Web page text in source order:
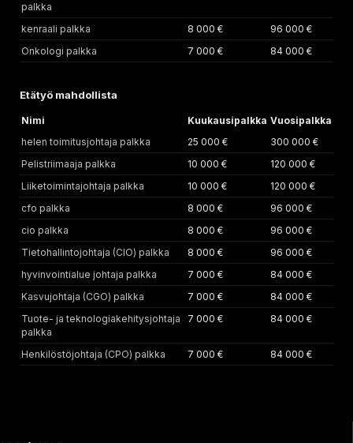
palkka
kenraali palkka 8 000 €
96 000 €
Onkologi palkka
7 000 € 84 000 €
Etätyö mahdollista
Nimi Kuukausipalkka Vuosipalkka
helen toimitusjohtaja palkka
25 000 €
300 000 €
Pelistriimaaja palkka
10 000 €
120 000 €
Liiketoimintajohtaja palkka
10 000 €
120 000 €
cfo palkka
8 000 €
96 000 €
cio palkka
8 000 €
96 000 €
Tietohallintojohtaja (CIO) palkka
8 000 €
96 000 €
hyvinvointialue johtaja palkka
7 000 €
84 000 €
Kasvujohtaja (CGO) palkka
7 000 €
84 000 €
Tuote- ja teknologiakehitysjohtaja
palkka
7 000 € 84 000 €
Henkilöstöjohtaja (CPO) palkka 7 000 € 84 000 €